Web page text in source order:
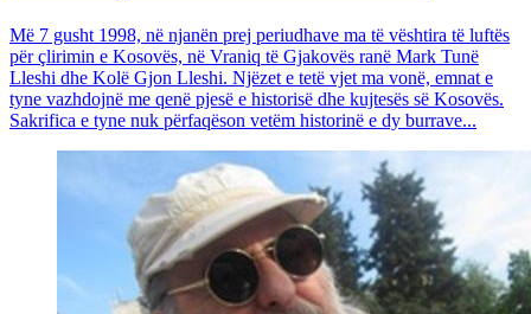
Më 7 gusht 1998, në njanën prej periudhave ma të vështira të luftës
për çlirimin e Kosovës, në Vraniq të Gjakovës ranë Mark Tunë
Lleshi dhe Kolë Gjon Lleshi. Njëzet e tetë vjet ma vonë, emnat e
tyne vazhdojnë me qenë pjesë e historisë dhe kujtesës së Kosovës.
Sakrifica e tyne nuk përfaqëson vetëm historinë e dy burrave...